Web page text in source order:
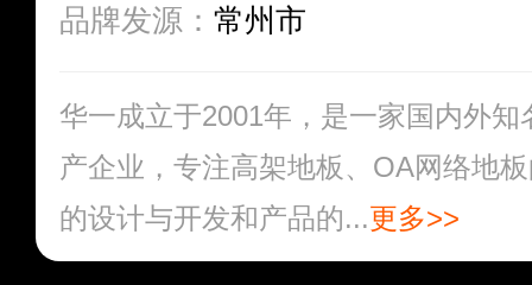
品牌发源： 常州市
华一成立于2001年，是一家国内外
产企业，专注高架地板、OA网络地
的设计与开发和产品的...更多>>